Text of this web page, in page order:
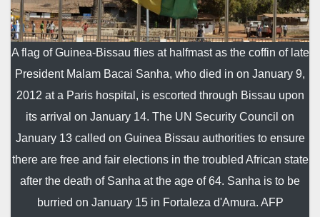
A flag of Guinea-Bissau flies at halfmast as the coffin of late
President Malam Bacai Sanha, who died in on January 9,
2012 at a Paris hospital, is escorted through Bissau upon
its arrival on January 14. The UN Security Council on
January 13 called on Guinea Bissau authorities to ensure
there are free and fair elections in the troubled African state
after the death of Sanha at the age of 64. Sanha is to be
burried on January 15 in Fortaleza d'Amura. AFP